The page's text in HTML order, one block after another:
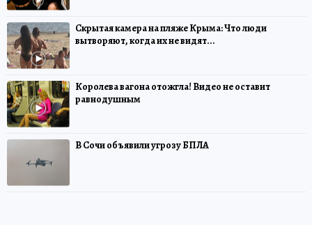
Скрытая камера на пляже Крыма: Что люди
вытворяют, когда их не видят...
Королева вагона отожгла! Видео не оставит
равнодушным
В Сочи объявили угрозу БПЛА